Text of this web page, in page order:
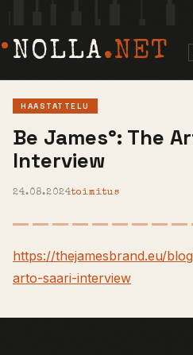
NOLLA.NET
HAASTATTELU
Be James°: The
Interview
24.08.2024toimitus
https://thejamesbrand.eu/
arto-saari-interview